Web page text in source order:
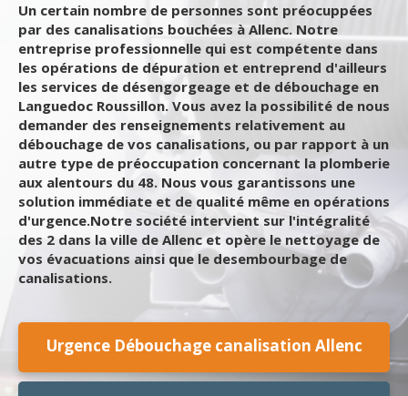
Un certain nombre de personnes sont préocuppées
par des canalisations bouchées à Allenc. Notre
entreprise professionnelle qui est compétente dans
les opérations de dépuration et entreprend d'ailleurs
les services de désengorgeage et de débouchage en
Languedoc Roussillon. Vous avez la possibilité de nous
demander des renseignements relativement au
débouchage de vos canalisations, ou par rapport à un
autre type de préoccupation concernant la plomberie
aux alentours du 48. Nous vous garantissons une
solution immédiate et de qualité même en opérations
d'urgence.Notre société intervient sur l'intégralité
des 2 dans la ville de Allenc et opère le nettoyage de
vos évacuations ainsi que le desembourbage de
canalisations.
Urgence Débouchage canalisation Allenc